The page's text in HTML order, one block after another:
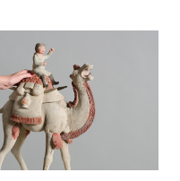
care îi împărțășesc